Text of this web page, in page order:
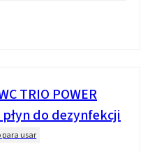
TRIO POWER
płyn do dezynfekcji
para usar